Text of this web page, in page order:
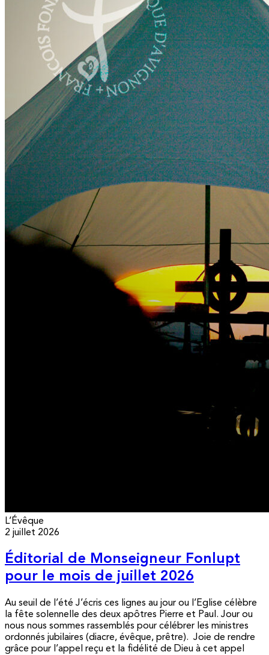
L’Évêque
2 juillet 2026
Éditorial de Monseigneur Fonlupt
pour le mois de juillet 2026
Au seuil de l’été J’écris ces lignes au jour ou l’Eglise célèbre
la fête solennelle des deux apôtres Pierre et Paul. Jour ou
nous nous sommes rassemblés pour célébrer les ministres
ordonnés jubilaires (diacre, évêque, prêtre). Joie de rendre
grâce pour l’appel reçu et la fidélité de Dieu à cet appel